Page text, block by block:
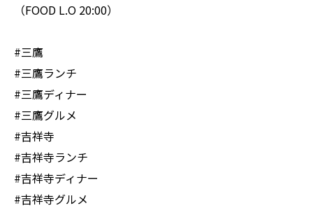
（FOOD L.O 20:00）
#三鷹
#三鷹ランチ
#三鷹ディナー
#三鷹グルメ
#吉祥寺
#吉祥寺ランチ
#吉祥寺ディナー
#吉祥寺グルメ